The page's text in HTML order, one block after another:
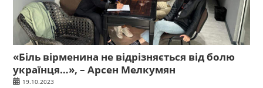
«Біль вірменина не відрізняється від болю
українця…», – Арсен Мелкумян
19.10.2023